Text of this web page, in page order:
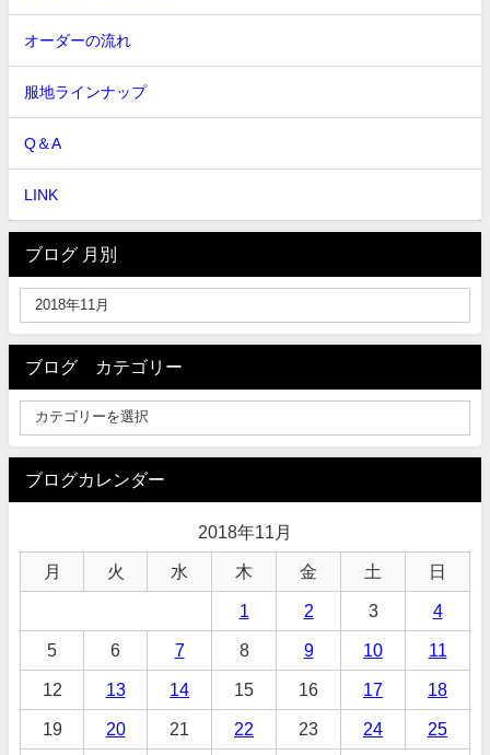
オーダーの流れ
服地ラインナップ
Q＆A
LINK
ブログ 月別
ブログ カテゴリー
ブログカレンダー
2018年11月
月 火 水 木 金 土 日
1 2 3 4
5 6 7 8 9 10 11
12 13 14 15 16 17 18
19 20 21 22 23 24 25